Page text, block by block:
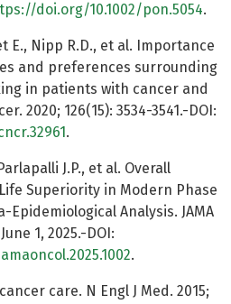
doi.org/10.1002/pon.5054.
E., Nipp R.D., et al. Importance
and preferences surrounding
in patients with cancer and
2020; 126(15): 3534-3541.-DOI:
.
J.P., et al. Overall
Superiority in Modern Phase
Epidemiological Analysis. JAMA
1, 2025.-DOI:
.
care. N Engl J Med. 2015;